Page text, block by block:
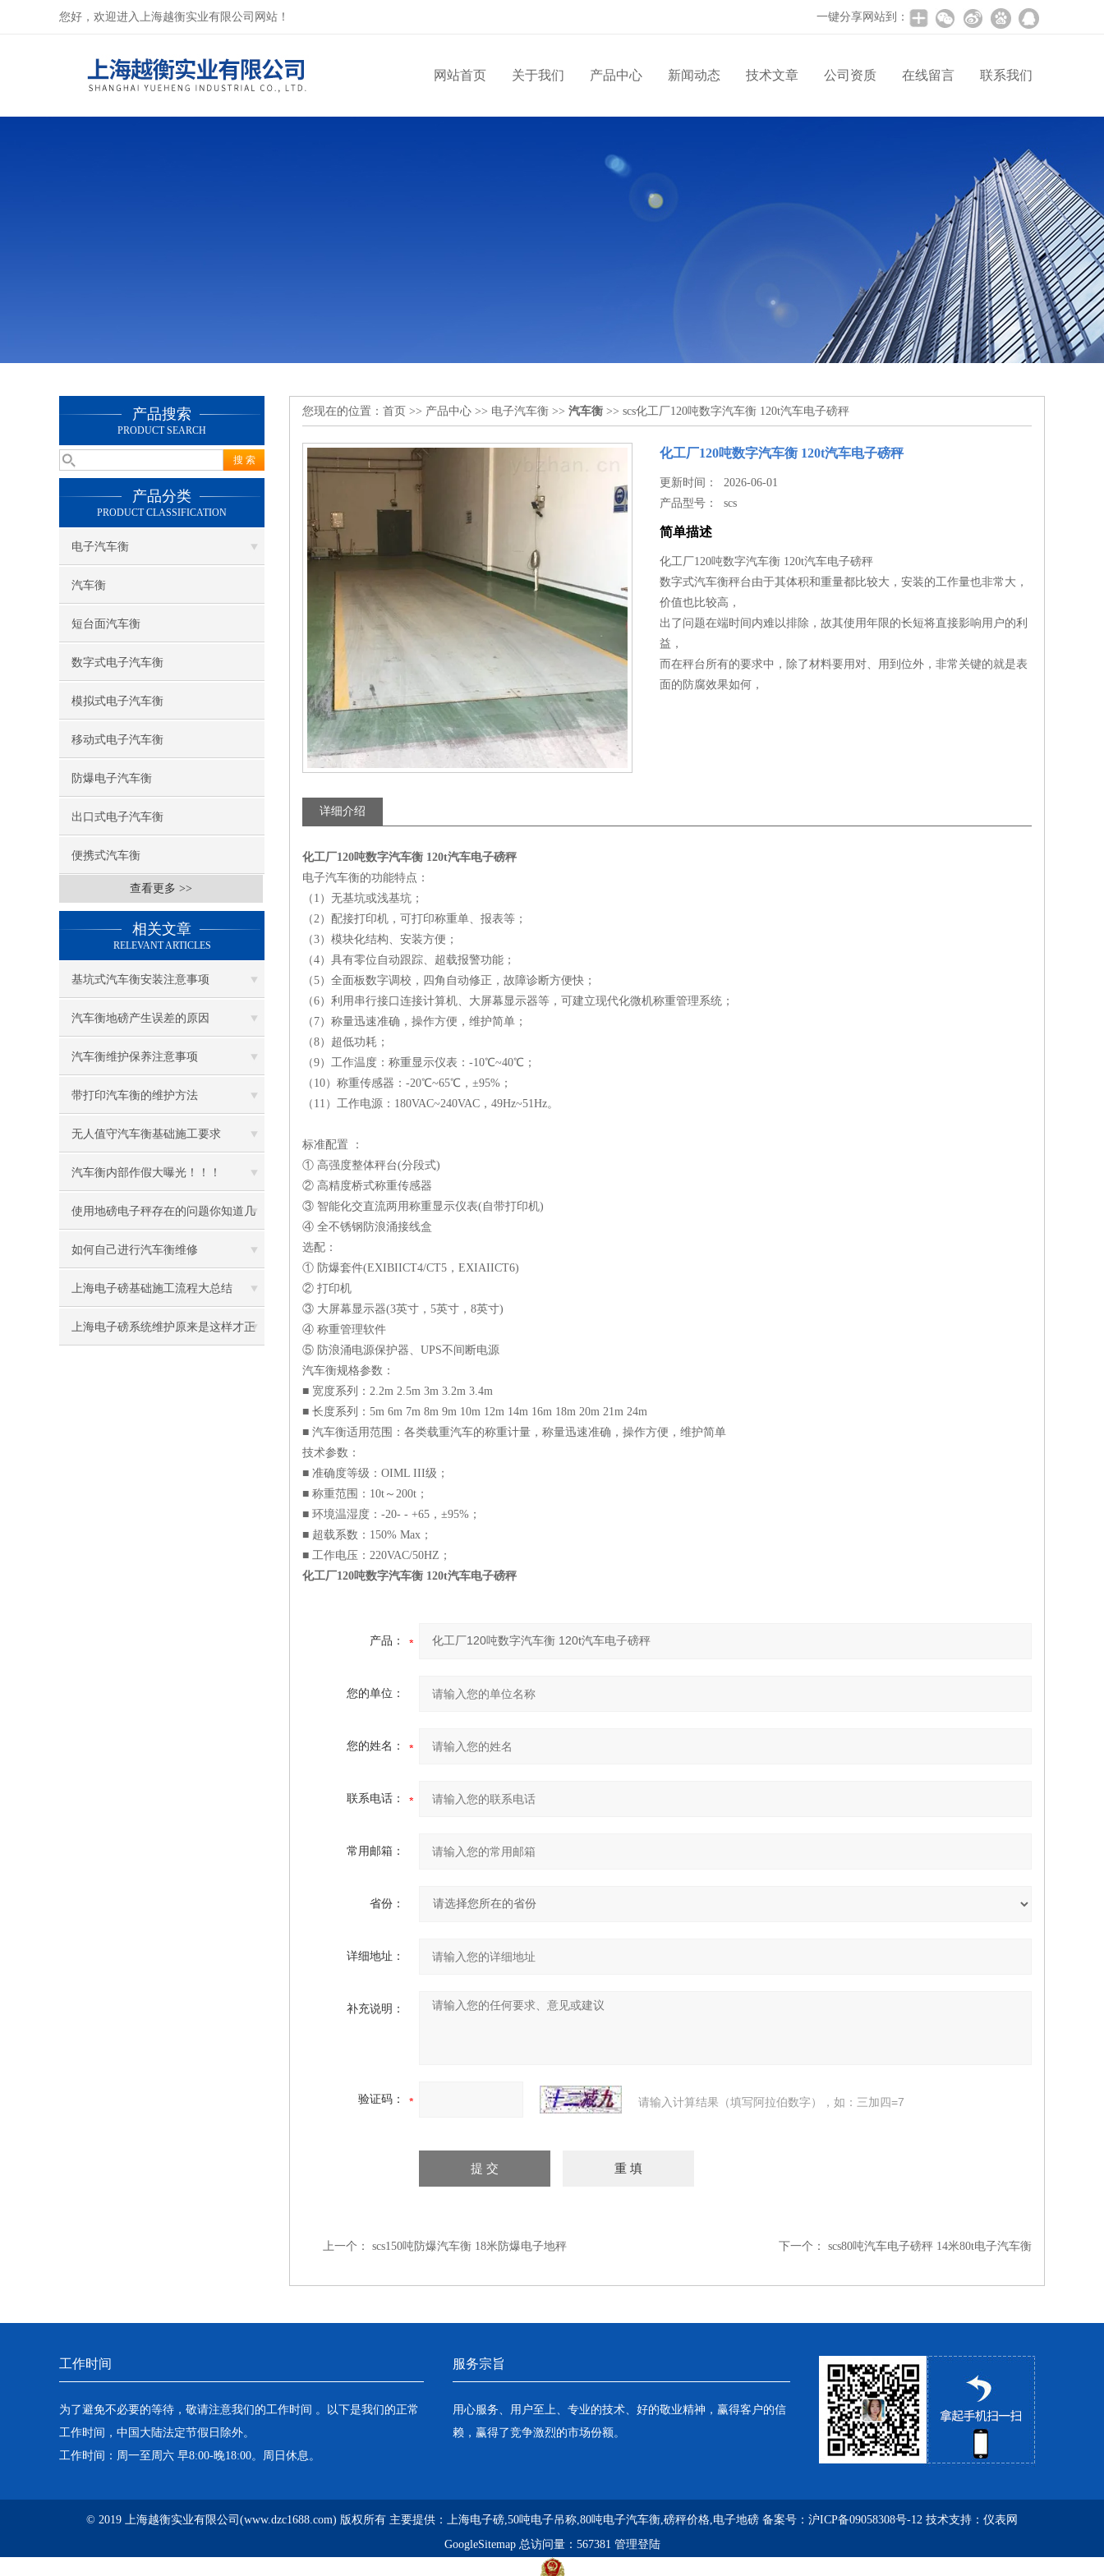
您好，欢迎进入上海越衡实业有限公司网站！ 一键分享网站到：
网站首页 关于我们 产品中心 新闻动态 技术文章 公司资质 在线留言 联系我们
产品搜索
PRODUCT SEARCH
产品分类
PRODUCT CLASSIFICATION
电子汽车衡
汽车衡
短台面汽车衡
数字式电子汽车衡
模拟式电子汽车衡
移动式电子汽车衡
防爆电子汽车衡
出口式电子汽车衡
便携式汽车衡
查看更多 >>
相关文章
RELEVANT ARTICLES
基坑式汽车衡安装注意事项
汽车衡地磅产生误差的原因
汽车衡维护保养注意事项
带打印汽车衡的维护方法
无人值守汽车衡基础施工要求
汽车衡内部作假大曝光！！！
使用地磅电子秤存在的问题你知道几
个
如何自己进行汽车衡维修
上海电子磅基础施工流程大总结
上海电子磅系统维护原来是这样才正
您现在的位置： 首页 >> 产品中心 >> 电子汽车衡 >> 汽车衡 >> scs化工厂120吨数字汽车衡 120t汽车电子磅秤
化工厂120吨数字汽车衡 120t汽车电子磅秤
更新时间： 2026-06-01
产品型号：scs
简单描述
化工厂120吨数字汽车衡 120t汽车电子磅秤
数字式汽车衡秤台由于其体积和重量都比较大，安装的工作量也非常大，
价值也比较高，
出了问题在端时间内难以排除，故其使用年限的长短将直接影响用户的利
益，
而在秤台所有的要求中，除了材料要用对、用到位外，非常关键的就是表
面的防腐效果如何，
详细介绍
化工厂120吨数字汽车衡 120t汽车电子磅秤
电子汽车衡的功能特点：
（1）无基坑或浅基坑；
（2）配接打印机，可打印称重单、报表等；
（3）模块化结构、安装方便；
（4）具有零位自动跟踪、超载报警功能；
（5）全面板数字调校，四角自动修正，故障诊断方便快；
（6）利用串行接口连接计算机、大屏幕显示器等，可建立现代化微机称重管理系统；
（7）称量迅速准确，操作方便，维护简单；
（8）超低功耗；
（9）工作温度：称重显示仪表：-10℃~40℃；
（10）称重传感器：-20℃~65℃，±95%；
（11）工作电源：180VAC~240VAC，49Hz~51Hz。
标准配置 ：
① 高强度整体秤台(分段式)
② 高精度桥式称重传感器
③ 智能化交直流两用称重显示仪表(自带打印机)
④ 全不锈钢防浪涌接线盒
选配：
① 防爆套件(EXIBIICT4/CT5，EXIAIICT6)
② 打印机
③ 大屏幕显示器(3英寸，5英寸，8英寸)
④ 称重管理软件
⑤ 防浪涌电源保护器、UPS不间断电源
汽车衡规格参数：
■ 宽度系列：2.2m 2.5m 3m 3.2m 3.4m
■ 长度系列：5m 6m 7m 8m 9m 10m 12m 14m 16m 18m 20m 21m 24m
■ 汽车衡适用范围：各类载重汽车的称重计量，称量迅速准确，操作方便，维护简单
技术参数：
■ 准确度等级：OIML III级；
■ 称重范围：10t～200t；
■ 环境温湿度：-20- - +65，±95%；
■ 超载系数：150% Max；
■ 工作电压：220VAC/50HZ；
化工厂120吨数字汽车衡 120t汽车电子磅秤
产品：
您的单位：
您的姓名：
联系电话：
常用邮箱：
省份：
详细地址：
补充说明：
验证码： 请输入计算结果（填写阿拉伯数字），如：三加四=7
上一个： scs150吨防爆汽车衡 18米防爆电子地秤 下一个： scs80吨汽车电子磅秤 14米80t电子汽车衡
工作时间
为了避免不必要的等待，敬请注意我们的工作时间 。以下是我们的正常
工作时间，中国大陆法定节假日除外。
工作时间：周一至周六 早8:00-晚18:00。周日休息。
服务宗旨
用心服务、用户至上、专业的技术、好的敬业精神，赢得客户的信
赖，赢得了竞争激烈的市场份额。
© 2019 上海越衡实业有限公司(www.dzc1688.com) 版权所有 主要提供： 上海电子磅,50吨电子吊称,80吨电子汽车衡,磅秤价格,电子地磅 备案号： 沪ICP备09058308号-12 技术支持： 仪表网
GoogleSitemap总访问量：567381 管理登陆